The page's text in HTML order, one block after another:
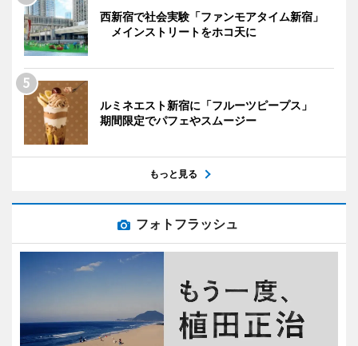
西新宿で社会実験「ファンモアタイム新宿」
メインストリートをホコ天に
ルミネエスト新宿に「フルーツピープス」
期間限定でパフェやスムージー
もっと見る
フォトフラッシュ